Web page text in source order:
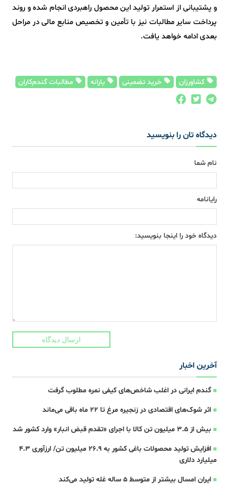
و پشتیبانی از استمرار تولید این محصول راهبردی انجام شده و روند
پرداخت سایر مطالبات نیز با تأمین و تخصیص منابع مالی در مراحل
بعدی ادامه خواهد یافت.
کشاورزان خرید تضمینی یارانه مطالبات گندم‌کاران
دیدگاه تان را بنویسید
نام شما
رایانامه
دیدگاه خود را اینجا بنویسید:
ارسال دیدگاه
آخرین اخبار
گندم ایرانی در اغلب شاخص‌های کیفی نمره مطلوب گرفت
اثر شوک‌های اقتصادی در زنجیره مرغ تا 22 ماه باقی می‌ماند
بیش از ۳.۵ میلیون تن کالا با اجرای «تقدم قبض انبار» وارد کشور شد
افزایش تولید محصولات باغی کشور به ۲۶.۹ میلیون تن/ ارزآوری ۴.۳
میلیارد دلاری
ایران امسال بیشتر از متوسط 5 ساله غله تولید می‌کند